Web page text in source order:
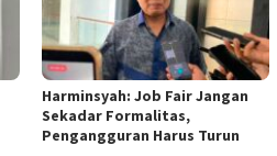
Harminsyah: Job Fair Jangan
Sekadar Formalitas,
Pengangguran Harus Turun